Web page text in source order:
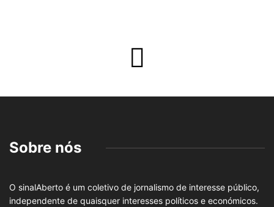
Sobre nós
O sinalAberto é um coletivo de jornalismo de interesse público,
independente de quaisquer interesses políticos e económicos.